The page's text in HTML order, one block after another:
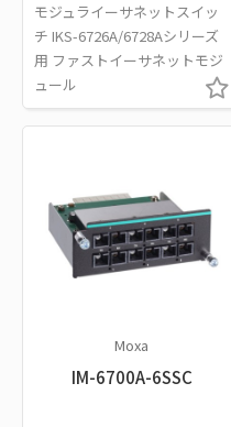
モジュライーサネットスイッ
チ IKS-6726A/6728Aシリーズ
用 ファストイーサネットモジ
ュール
Moxa
IM-6700A-6SSC